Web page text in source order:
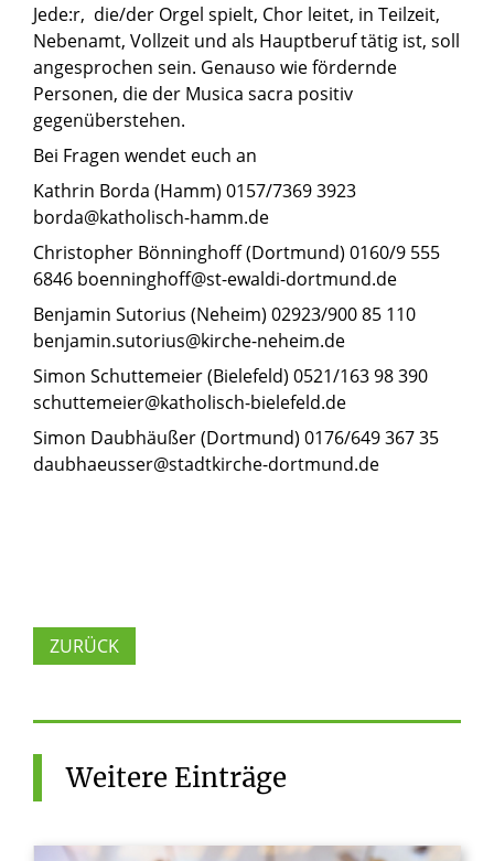
Jede:r, die/der Orgel spielt, Chor leitet, in Teilzeit,
Nebenamt, Vollzeit und als Hauptberuf tätig ist, soll
angesprochen sein. Genauso wie fördernde
Personen, die der Musica sacra positiv
gegenüberstehen.
Bei Fragen wendet euch an
Kathrin Borda (Hamm) 0157/7369 3923
borda@katholisch-hamm.de
Christopher Bönninghoff (Dortmund) 0160/9 555
6846 boenninghoff@st-ewaldi-dortmund.de
Benjamin Sutorius (Neheim) 02923/900 85 110
benjamin.sutorius@kirche-neheim.de
Simon Schuttemeier (Bielefeld) 0521/163 98 390
schuttemeier@katholisch-bielefeld.de
Simon Daubhäußer (Dortmund) 0176/649 367 35
daubhaeusser@stadtkirche-dortmund.de
ZURÜCK
Weitere Einträge